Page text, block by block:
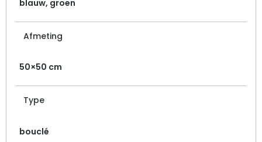
blauw, groen
Afmeting
50×50 cm
Type
bouclé